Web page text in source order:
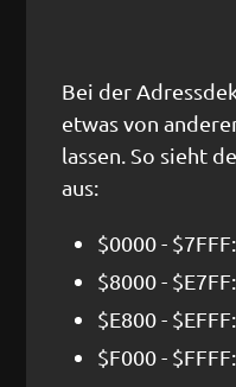
Bei der
etwas von
lassen. So sieht
aus:
$0000 -
$8000 -
$E800 -
$F000 -